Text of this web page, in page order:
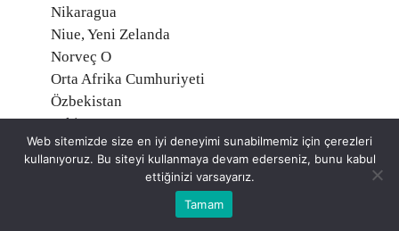
Nikaragua
Niue, Yeni Zelanda
Norveç O
Orta Afrika Cumhuriyeti
Özbekistan
Pakistan
Palau Adaları
Palmyra Atoll, Amerika
Web sitemizde size en iyi deneyimi sunabilmemiz için çerezleri
kullanıyoruz. Bu siteyi kullanmaya devam ederseniz, bunu kabul
ettiğinizi varsayarız.
Tamam